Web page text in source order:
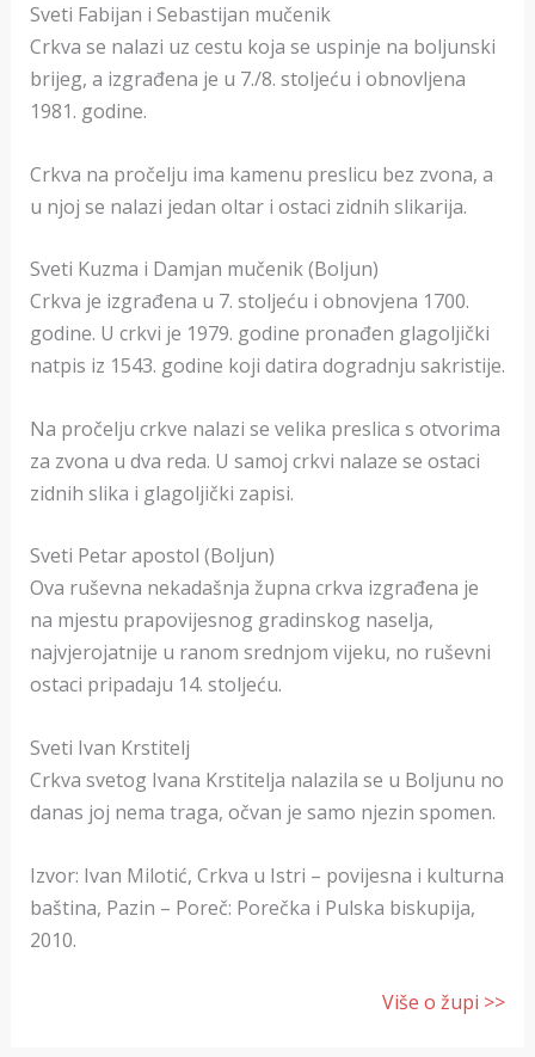
Sveti Fabijan i Sebastijan mučenik
Crkva se nalazi uz cestu koja se uspinje na boljunski
brijeg, a izgrađena je u 7./8. stoljeću i obnovljena
1981. godine.
Crkva na pročelju ima kamenu preslicu bez zvona, a
u njoj se nalazi jedan oltar i ostaci zidnih slikarija.
Sveti Kuzma i Damjan mučenik (Boljun)
Crkva je izgrađena u 7. stoljeću i obnovjena 1700.
godine. U crkvi je 1979. godine pronađen glagoljički
natpis iz 1543. godine koji datira dogradnju sakristije.
Na pročelju crkve nalazi se velika preslica s otvorima
za zvona u dva reda. U samoj crkvi nalaze se ostaci
zidnih slika i glagoljički zapisi.
Sveti Petar apostol (Boljun)
Ova ruševna nekadašnja župna crkva izgrađena je
na mjestu prapovijesnog gradinskog naselja,
najvjerojatnije u ranom srednjom vijeku, no ruševni
ostaci pripadaju 14. stoljeću.
Sveti Ivan Krstitelj
Crkva svetog Ivana Krstitelja nalazila se u Boljunu no
danas joj nema traga, očvan je samo njezin spomen.
Izvor: Ivan Milotić, Crkva u Istri – povijesna i kulturna
baština, Pazin – Poreč: Porečka i Pulska biskupija,
2010.
Više o župi >>